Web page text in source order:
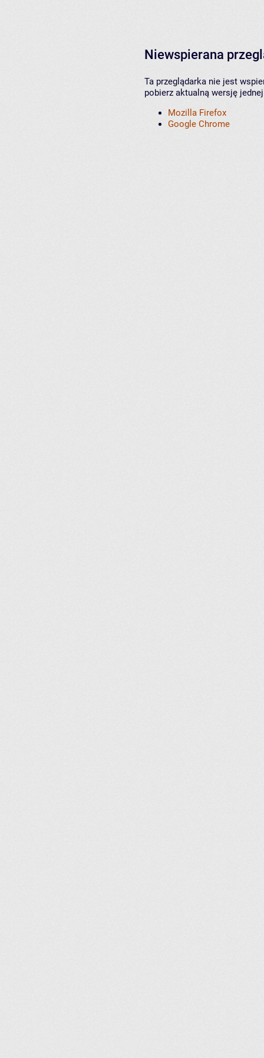
Niewspierana
Ta przeglądarka nie jest
pobierz aktualną wersję
Mozilla Firefox
Google Chrome